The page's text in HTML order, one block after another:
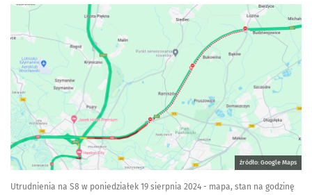
źródło: Google Maps
Utrudnienia na S8 w poniedziałek 19 sierpnia 2024 - mapa, stan na godzinę